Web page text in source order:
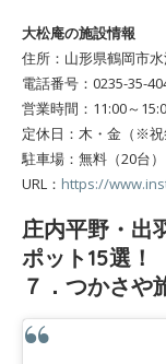
大松庵の施設情報
住所：山形県鶴岡市
電話番号：0235-35-
営業時間：11:00～
定休日：木・金（※祝
駐車場：無料（20台）
URL： https://
庄内平野・出
ポット15選！
７．つかさや